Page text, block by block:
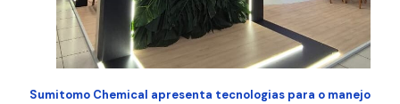
Sumitomo Chemical apresenta tecnologias para o manejo